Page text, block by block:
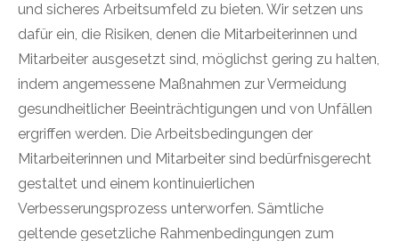
und sicheres Arbeitsumfeld zu bieten. Wir setzen uns
dafür ein, die Risiken, denen die Mitarbeiterinnen und
Mitarbeiter ausgesetzt sind, möglichst gering zu halten,
indem angemessene Maßnahmen zur Vermeidung
gesundheitlicher Beeinträchtigungen und von Unfällen
ergriffen werden. Die Arbeitsbedingungen der
Mitarbeiterinnen und Mitarbeiter sind bedürfnisgerecht
gestaltet und einem kontinuierlichen
Verbesserungsprozess unterworfen. Sämtliche
geltende gesetzliche Rahmenbedingungen zum